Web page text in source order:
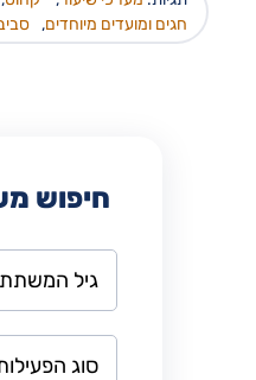
חגים ומועדים מיוחדים,
חיפוש